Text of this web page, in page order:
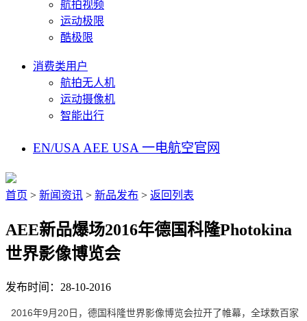
航拍视频
运动极限
酷极限
消费类用户
航拍无人机
运动摄像机
智能出行
EN/USA AEE USA 一电航空官网
首页 > 新闻资讯 > 新品发布 > 返回列表
AEE新品爆场2016年德国科隆Photokina
世界影像博览会
发布时间：28-10-2016
2016年9月20日，德国科隆世界影像博览会拉开了帷幕，全球数百家